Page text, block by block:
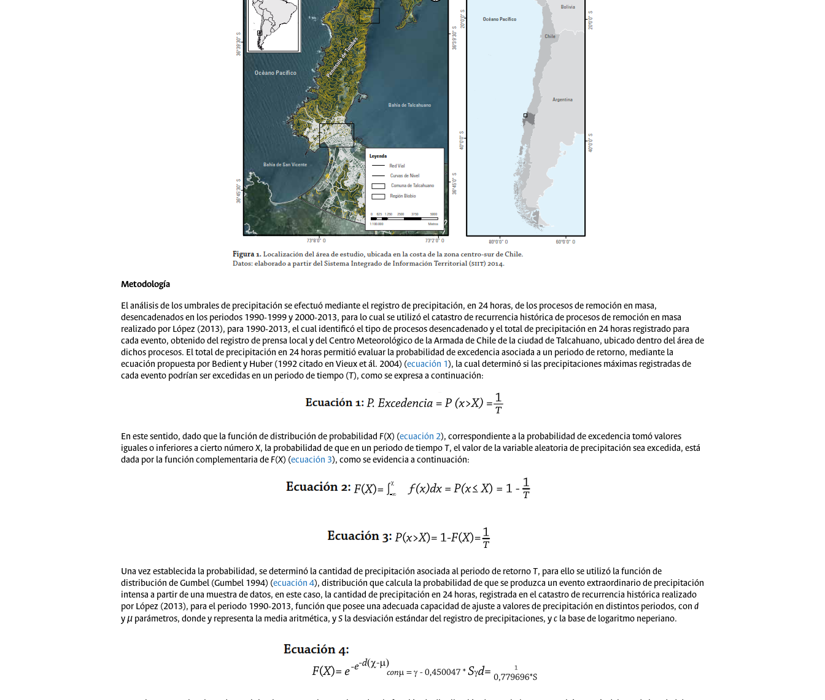
Metodología
El análisis de los umbrales de precipitación se efectuó mediante el registro de precipitación, en 24 horas, de los procesos de remoción en masa,
desencadenados en los periodos 1990-1999 y 2000-2013, para lo cual se utilizó el catastro de recurrencia histórica de procesos de remoción en masa
realizado por López (2013), para 1990-2013, el cual identificó el tipo de procesos desencadenado y el total de precipitación en 24 horas registrado para
cada evento, obtenido del registro de prensa local y del Centro Meteorológico de la Armada de Chile de la ciudad de Talcahuano, ubicado dentro del área de
dichos procesos. El total de precipitación en 24 horas permitió evaluar la probabilidad de excedencia asociada a un periodo de retorno, mediante la
ecuación propuesta por Bedient y Huber (1992 citado en Vieux et ál. 2004) (ecuación 1 ), la cual determinó si las precipitaciones máximas registradas de
cada evento podrían ser excedidas en un periodo de tiempo (T), como se expresa a continuación:
En este sentido, dado que la función de distribución de probabilidad F(X) (ecuación 2), correspondiente a la probabilidad de excedencia tomó valores
iguales o inferiores a cierto númeroX, la probabilidad de que en un periodo de tiempoT, el valor de la variable aleatoria de precipitación sea excedida, está
dada por la función complementaria de F(X) (ecuación 3), como se evidencia a continuación:
Una vez establecida la probabilidad, se determinó la cantidad de precipitación asociada al periodo de retornoT, para ello se utilizó la función de
distribución de Gumbel (Gumbel 1994) (ecuación 4), distribución que calcula la probabilidad de que se produzca un evento extraordinario de precipitación
intensa a partir de una muestra de datos, en este caso, la cantidad de precipitación en 24 horas, registrada en el catastro de recurrencia histórica realizado
por López (2013), para el periodo 1990-2013, función que posee una adecuada capacidad de ajuste a valores de precipitación en distintos periodos, con d
yµ parámetros, donde y representa la media aritmética, yS la desviación estándar del registro de precipitaciones, yc la base de logaritmo neperiano.